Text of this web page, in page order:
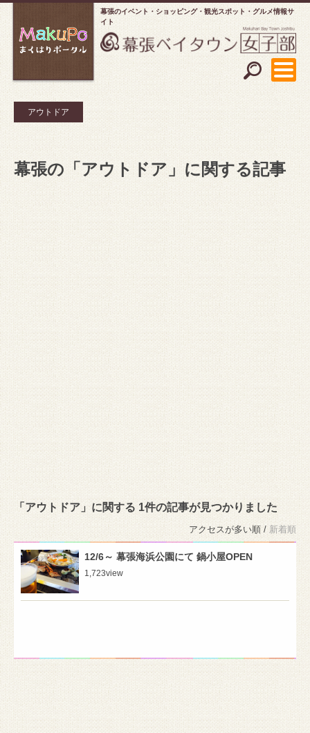
幕張のイベント・ショッピング
観光スポット・グルメ情報サ
イト
アウトドア
幕張の「アウトドア」に関する記事
「アウトドア」に関する 1件の記事が見つかりました
アクセスが多い順 / 新着順
12/6～ 幕張海浜公園にて 鍋小屋OPEN
1,723view